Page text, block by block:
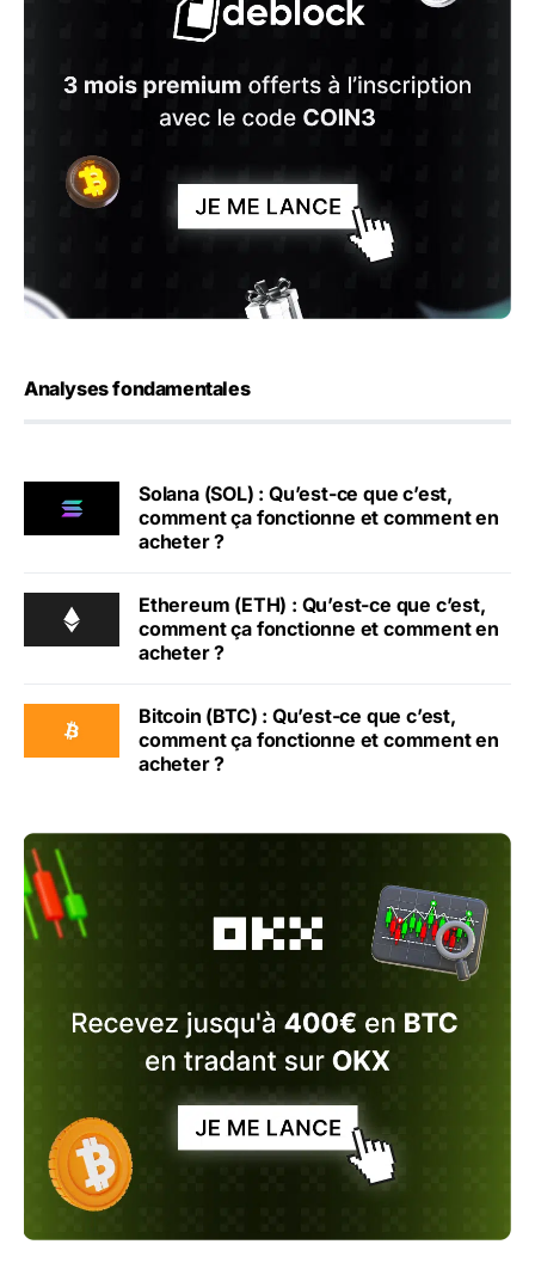
Analyses fondamentales
Solana (SOL) : Qu’est-ce que c’est,
comment ça fonctionne et comment en
acheter ?
Ethereum (ETH) : Qu’est-ce que c’est,
comment ça fonctionne et comment en
acheter ?
Bitcoin (BTC) : Qu’est-ce que c’est,
comment ça fonctionne et comment en
acheter ?